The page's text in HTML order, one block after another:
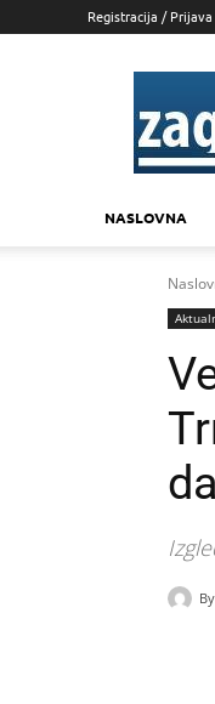
Registracija / Prijava
NASLOVNA
By